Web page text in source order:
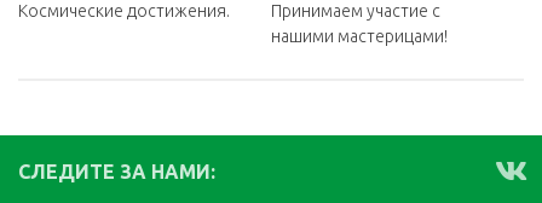
Космические достижения.
Принимаем участие с
нашими мастерицами!
СЛЕДИТЕ ЗА НАМИ: